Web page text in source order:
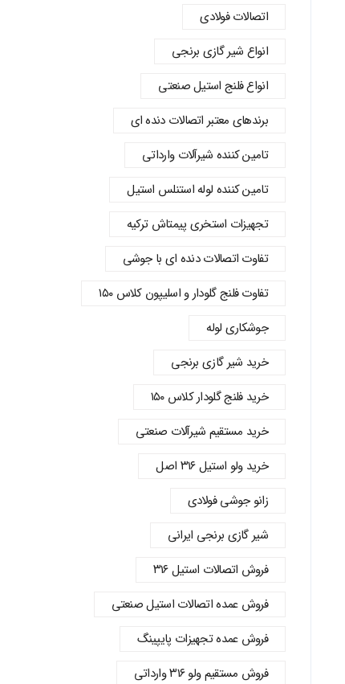
اتصالات فولادی
انواع شیر گازی برنجی
انواع فلنج استیل صنعتی
برندهای معتبر اتصالات دنده‌ ای
تامین کننده شیرآلات وارداتی
تامین کننده لوله استنلس استیل
تجهیزات استخری پیمتاش ترکیه
تفاوت اتصالات دنده‌ ای با جوشی
تفاوت فلنج گلودار و اسلیپون کلاس ۱۵۰
جوشکاری لوله
خرید شیر گازی برنجی
خرید فلنج گلودار کلاس ۱۵۰
خرید مستقیم شیرآلات صنعتی
خرید ولو استیل ۳۱۶ اصل
زانو جوشی فولادی
شیر گازی برنجی ایرانی
فروش اتصالات استیل ۳۱۶
فروش عمده اتصالات استیل صنعتی
فروش عمده تجهیزات پایپینگ
فروش مستقیم ولو ۳۱۶ وارداتی